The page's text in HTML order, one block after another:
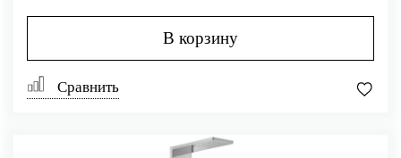
В корзину
Сравнить